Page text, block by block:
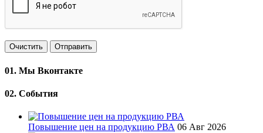
Очистить Отправить
01. Мы Вконтакте
02. События
Повышение цен на продукцию РВА 06 Авг 2026